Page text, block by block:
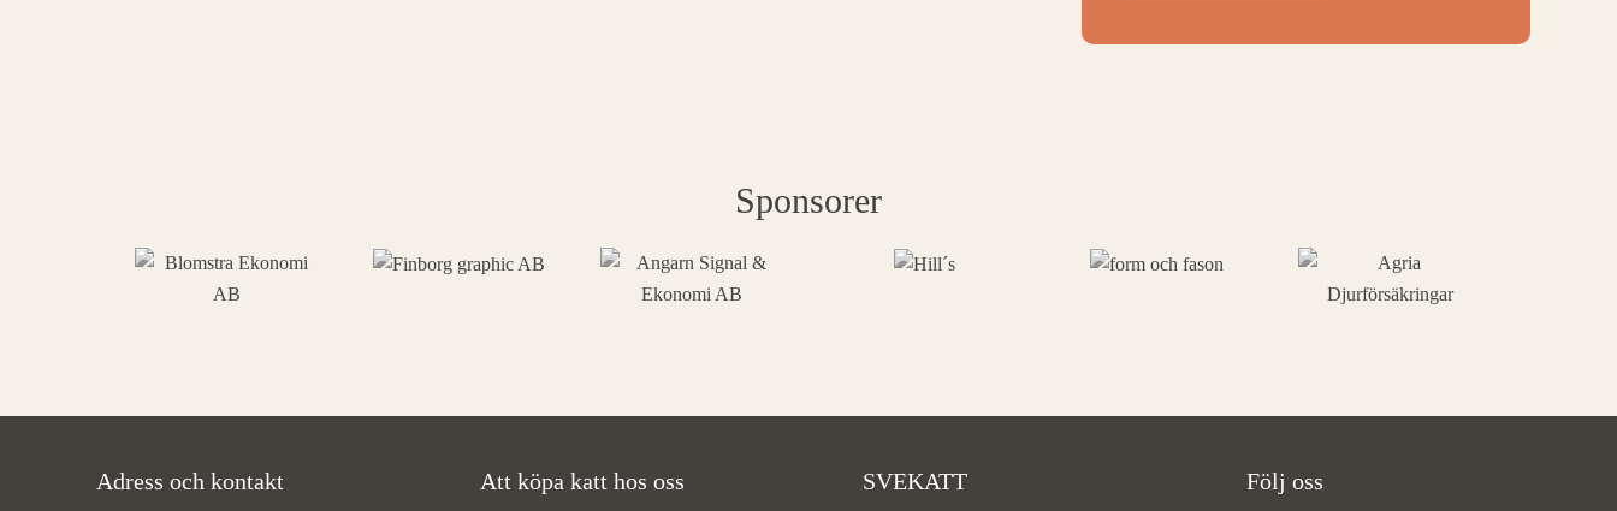
Sponsorer
Adress och kontakt Att köpa katt hos oss SVEKATT Följ oss